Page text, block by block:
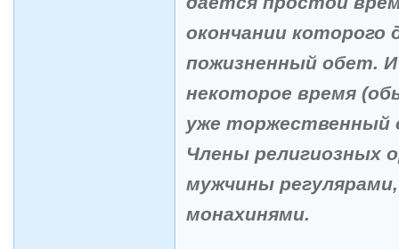
окончании которого
пожизненный обет.
некоторое время
уже торжественный
Члены религиозных
мужчины
монахинями.